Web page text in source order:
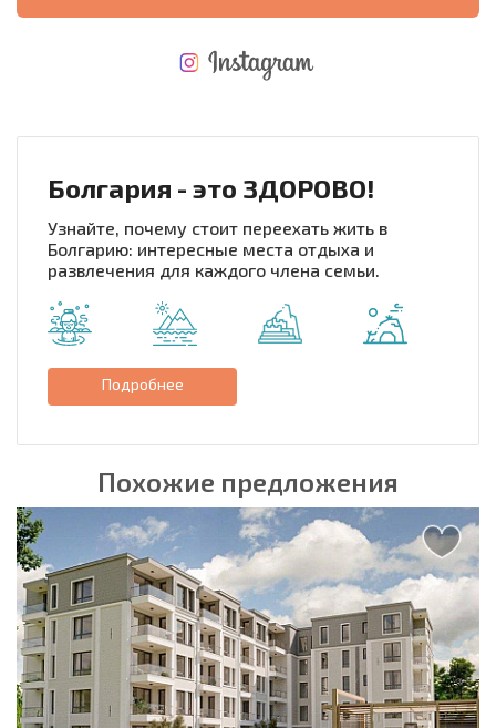
Болгария - это ЗДОРОВО!
Узнайте, почему стоит переехать жить в
Болгарию: интересные места отдыха и
развлечения для каждого члена семьи.
Подробнее
Похожие предложения